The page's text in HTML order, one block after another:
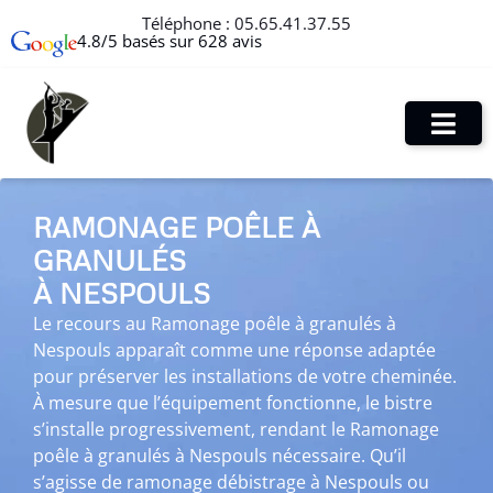
Téléphone : 05.65.41.37.55
4.8/5 basés sur 628 avis
RAMONAGE POÊLE À
GRANULÉS
À NESPOULS
Le recours au Ramonage poêle à granulés à
Nespouls apparaît comme une réponse adaptée
pour préserver les installations de votre cheminée.
À mesure que l’équipement fonctionne, le bistre
s’installe progressivement, rendant le Ramonage
poêle à granulés à Nespouls nécessaire. Qu’il
s’agisse de ramonage débistrage à Nespouls ou